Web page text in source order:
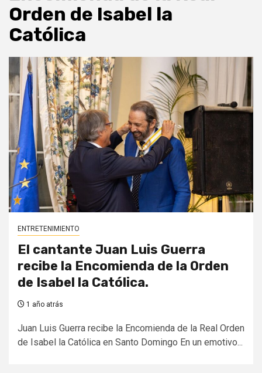
Orden de Isabel la
Católica
ENTRETENIMIENTO
El cantante Juan Luis Guerra
recibe la Encomienda de la Orden
de Isabel la Católica.
1 año atrás
Juan Luis Guerra recibe la Encomienda de la Real Orden
de Isabel la Católica en Santo Domingo En un emotivo...